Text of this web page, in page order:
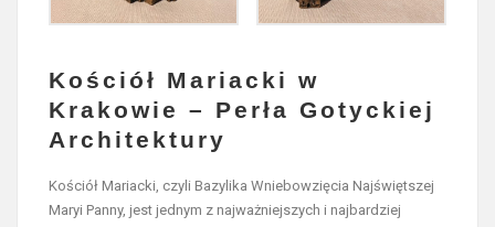
Kościół Mariacki w
Krakowie – Perła Gotyckiej
Architektury
Kościół Mariacki, czyli Bazylika Wniebowzięcia Najświętszej
Maryi Panny, jest jednym z najważniejszych i najbardziej